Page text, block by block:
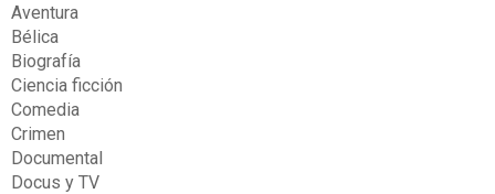
Aventura
Bélica
Biografía
Ciencia ficción
Comedia
Crimen
Documental
Docus y TV